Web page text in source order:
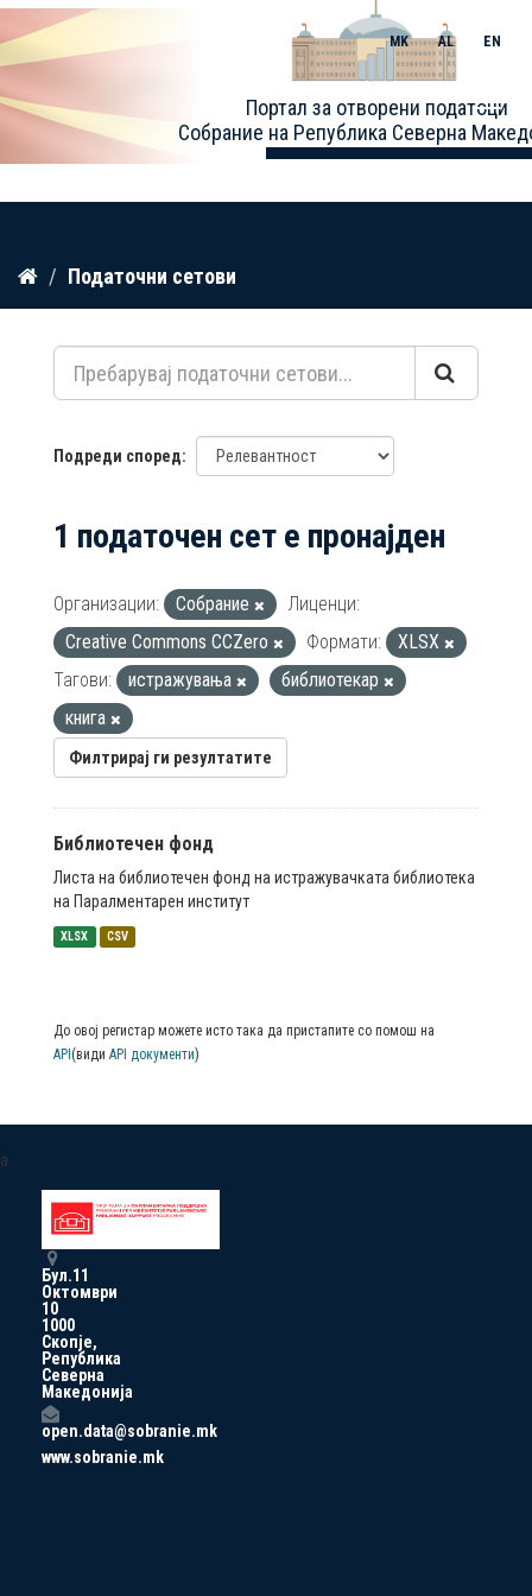
Прескокнете
содржина
Портал за отворени податоци
Собрание на Република Северна
MK AL EN
Toggle
Податочни сетови
Подреди според
1 податочен сет е пронајден
Организации: Собрание
Лиценци:
Creative Commons CCZero
Формати:
XLSX
Тагови:
истражувања
библиотекар
книга
Филтрирај ги резултатите
Библиотечен фонд
Листа на библиотечен фонд на истражувачката библиотека
на Паралментарен институт
XLSX CSV
До овој регистар можете исто така да пристапите со помош на
API (види API документи)
a
Бул.11
Октомври
10
1000
Скопје,
Република
Северна
Македонија
open.data@sobranie.mk
www.sobranie.mk